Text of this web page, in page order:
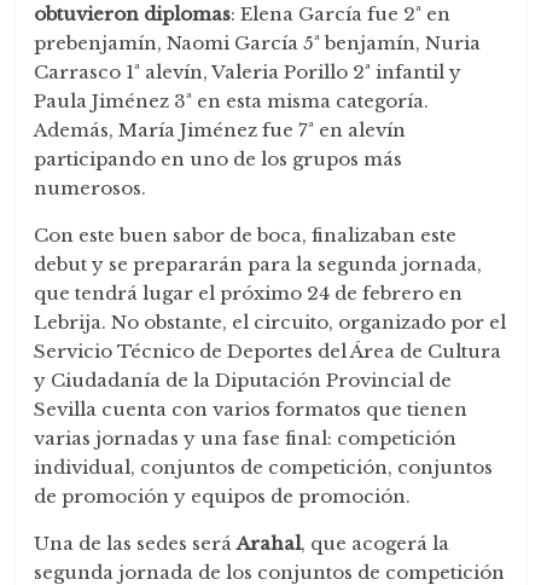
obtuvieron diplomas: Elena García fue 2ª en
prebenjamín, Naomi García 5ª benjamín, Nuria
Carrasco 1ª alevín, Valeria Porillo 2ª infantil y
Paula Jiménez 3ª en esta misma categoría.
Además, María Jiménez fue 7ª en alevín
participando en uno de los grupos más
numerosos.
Con este buen sabor de boca, finalizaban este
debut y se prepararán para la segunda jornada,
que tendrá lugar el próximo 24 de febrero en
Lebrija. No obstante, el circuito, organizado por el
Servicio Técnico de Deportes del Área de Cultura
y Ciudadanía de la Diputación Provincial de
Sevilla cuenta con varios formatos que tienen
varias jornadas y una fase final: competición
individual, conjuntos de competición, conjuntos
de promoción y equipos de promoción.
Una de las sedes seráArahal, que acogerá la
segunda jornada de los conjuntos de competición